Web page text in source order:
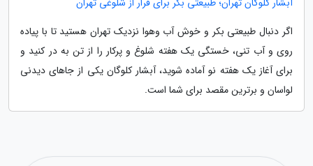
اگر دنبال طبیعتی بکر و خوش آب وهوا نزدیک تهران هستید تا با پیاده
روی و آب تنی، خستگی یک هفته شلوغ و پرکار را از تن به در کنید و
برای آغاز یک هفته نو آماده شوید، آبشار کلوگان یکی از جاهای دیدنی
لواسان و برترین مقصد برای شما است.